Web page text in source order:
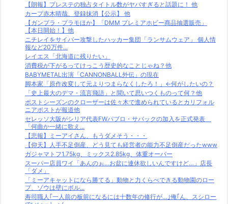
【朗報】プレステの独占タイトル数がヤバすぎると話題に！ 他
カープ赤木晴哉、登録抹消【公示】 他
【ガンプラ・プラモほか】「DMM プレミアホビー商品抽選販売」
【本日開始！】他
ニチレイをサイバー攻撃したハッカー集団「ランサムウェア」 個人情
報など20万件...
レイエス「北海道に残りたい」
消費税が下がるってけっこう歴史的なことじゃね？他
BABYMETAL出演「CANNONBALL外伝」の現在
脚本家「原作改変して元よりつまらなくしたろ！」←何がしたいの？
「史上最大のデマ・流言飛語」と聞いて思いつくものって何？他
ポストシーズンのクローザーは佐々木で進められているとカリフォル
ニアポストが報道他
セレッソ大阪がシリア代表FWパブロ・サバックの加入を正式発表
「何曲か一緒に歌え...
【悲報】ミーアイさん、もうダメそう・・・
【仰天】人手不足倒産、どう見ても経営者の能力不足倒産だったwww
ガジャマトフ1.75kg、ミックス2.85kg、体重オーバー
スーパー店員ワイ「あんのぉ…お盆に連休欲しいんですけど…」店長
「ダメ」
「ミーアキャットになら勝てる」動物と力くらべできる動物園のロー
プ、ゾウは壁にボル...
寿司職人｢一人前の板前になるには十数年の修行が…｣俺｢ん、スシロー